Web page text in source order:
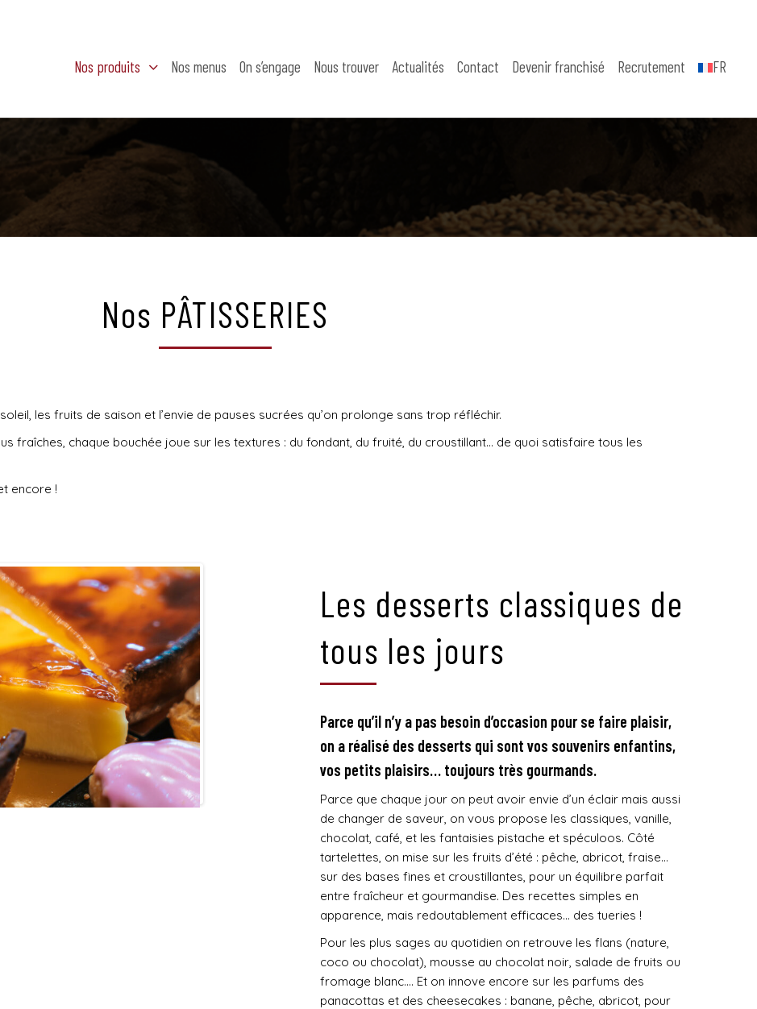
Nos produits Nos menus On s’engage Nous trouver Actualités Contact Devenir franchisé Recrutement FR
Nos PÂTISSERIES
les fruits de saison et l’envie de pauses sucrées qu’on prolonge sans trop réfléchir.
fraîches, chaque bouchée joue sur les textures : du fondant, du fruité, du croustillant… de quoi satisfaire tous les
encore !
Les desserts classiques de
tous les jours
Parce qu’il n’y a pas besoin d’occasion pour se faire plaisir,
on a réalisé des desserts qui sont vos souvenirs enfantins,
vos petits plaisirs… toujours très gourmands.
Parce que chaque jour on peut avoir envie d’un éclair mais aussi
de changer de saveur, on vous propose les classiques, vanille,
chocolat, café, et les fantaisies pistache et spéculoos. Côté
tartelettes, on mise sur les fruits d’été : pêche, abricot, fraise…
sur des bases fines et croustillantes, pour un équilibre parfait
entre fraîcheur et gourmandise. Des recettes simples en
apparence, mais redoutablement efficaces… des tueries !
Pour les plus sages au quotidien on retrouve les flans (nature,
coco ou chocolat), mousse au chocolat noir, salade de fruits ou
fromage blanc…. Et on innove encore sur les parfums des
panacottas et des cheesecakes : banane, pêche, abricot, pour